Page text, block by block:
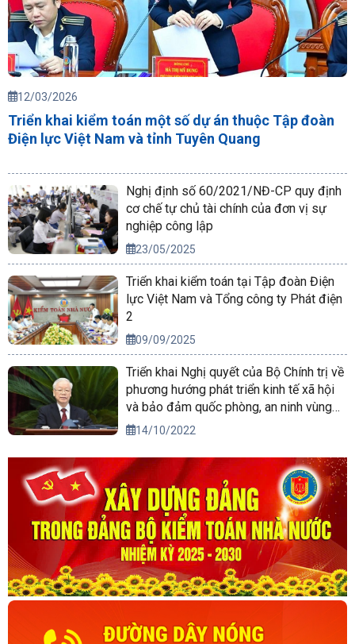
12/03/2026
Triển khai kiểm toán một số dự án thuộc Tập đoàn
Điện lực Việt Nam và tỉnh Tuyên Quang
Nghị định số 60/2021/NĐ-CP quy định
cơ chế tự chủ tài chính của đơn vị sự
nghiệp công lập
23/05/2025
Triển khai kiểm toán tại Tập đoàn Điện
lực Việt Nam và Tổng công ty Phát điện
2
09/09/2025
Triển khai Nghị quyết của Bộ Chính trị về
phương hướng phát triển kinh tế xã hội
và bảo đảm quốc phòng, an ninh vùng
Tây Nguyên đến năm 2030, tầm nhìn
14/10/2022